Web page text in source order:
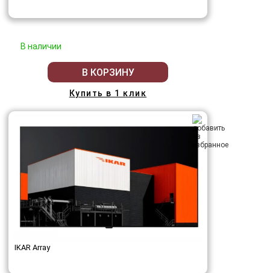
В наличии
В КОРЗИНУ
Купить в 1 клик
IKAR Array